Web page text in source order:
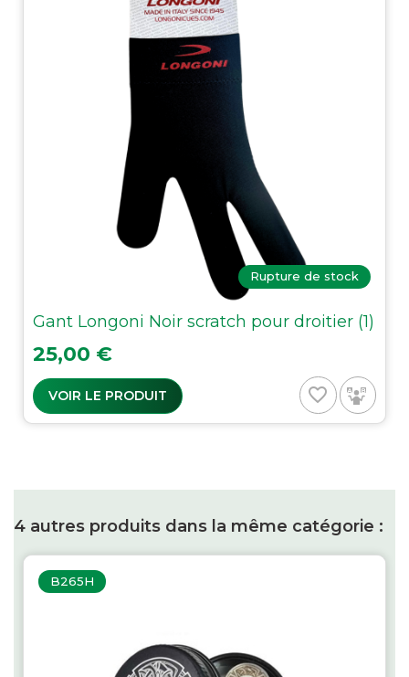
Rupture de stock
Gant Longoni Noir scratch pour droitier (1)
Prix
25,00 €
VOIR LE PRODUIT favorite_border
4 autres produits dans la même catégorie :
B265H